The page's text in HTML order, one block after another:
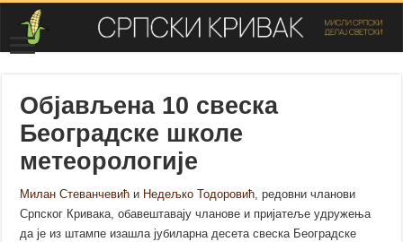
Објављена 10 свеска
Београдске школе
метеорологије
Милан Стеванчевић и Недељко Тодоровић , редовни чланови
Српског Кривака, обавештавају чланове и пријатеље удружења
да је из штампе изашла јубиларна десета свеска Београдске